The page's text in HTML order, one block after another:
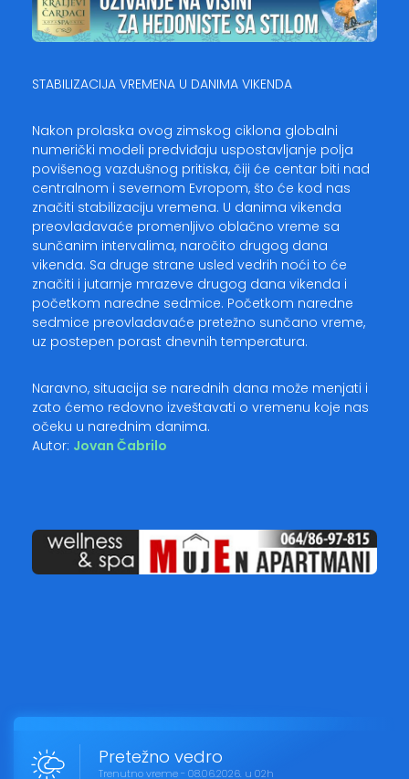
STABILIZACIJA VREMENA U DANIMA VIKENDA
Nakon prolaska ovog zimskog ciklona globalni
numerički modeli predviđaju uspostavljanje polja
povišenog vazdušnog pritiska, čiji će centar biti nad
centralnom i severnom Evropom, što će kod nas
značiti stabilizaciju vremena. U danima vikenda
preovladavaće promenljivo oblačno vreme sa
sunčanim intervalima, naročito drugog dana
vikenda. Sa druge strane usled vedrih noći to će
značiti i jutarnje mrazeve drugog dana vikenda i
početkom naredne sedmice. Početkom naredne
sedmice preovladavaće pretežno sunčano vreme,
uz postepen porast dnevnih temperatura.
Naravno, situacija se narednih dana može menjati i
zato ćemo redovno izveštavati o vremenu koje nas
očeku u narednim danima.
Autor: Jovan Čabrilo
Pretežno vedro
Trenutno vreme - 08.06.2026. u 02h